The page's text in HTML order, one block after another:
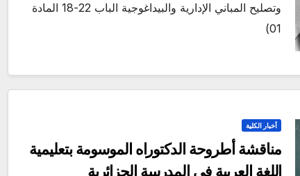
وتصليح المباني الإدارية والبيداغوجية الباب 22-18 المادة
01)
أخبار الكلية
مناقشة أطروحة الدكتوراه الموسومة بتعليمية
اللغة العربية في المدرسة الجزائرية